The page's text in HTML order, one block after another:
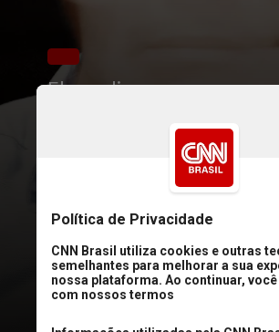
Ele explica que a
cabeça, afetando a vida
profissional e emocional